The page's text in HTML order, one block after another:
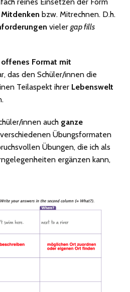
Mitdenken bzw. Mitrechnen. D.h.
vielergap fills
offenes Format mit
das den Schüler/innen die
Teilaspekt ihrer Lebenswelt
innen auch ganze
Übungsformaten
Übungen, die ich als
ergänzen kann,